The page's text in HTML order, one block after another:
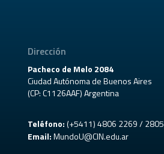
Dirección
Pacheco de Melo 2084
Ciudad Autónoma de Buenos Aires
(CP: C1126AAF) Argentina
Teléfono:(+5411) 4806 2269 / 2805
Email: MundoU@CIN.edu.ar